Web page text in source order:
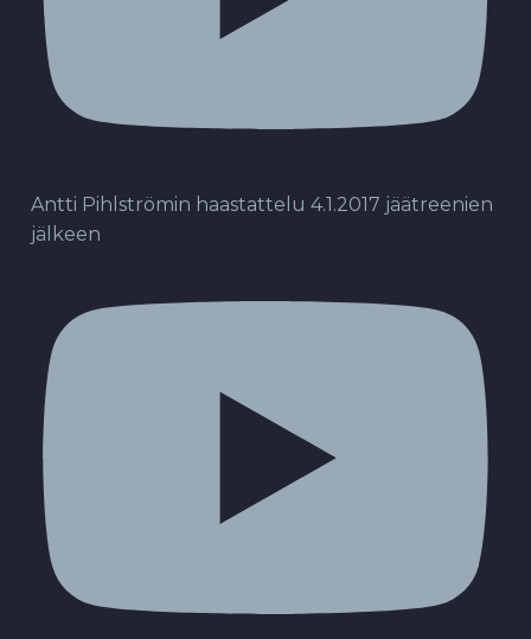
Antti Pihlströmin haastattelu 4.1.2017 jäätreenien
jälkeen